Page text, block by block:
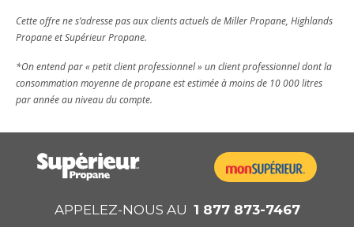
Cette offre ne s’adresse pas aux clients actuels de Miller Propane, Highlands
Propane et Supérieur Propane.
*On entend par « petit client professionnel » un client professionnel dont la
consommation moyenne de propane est estimée à moins de 10 000 litres
par année au niveau du compte.
APPELEZ-NOUS AU 1 877 873-7467